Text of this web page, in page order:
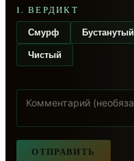
1. ВЕРДИКТ
Смурф Бустанутый
Чистый
ОТПРАВИТЬ